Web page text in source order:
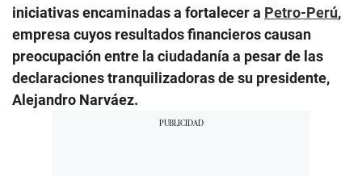
iniciativas encaminadas a fortalecer a Petro-Perú,
empresa cuyos resultados financieros causan
preocupación entre la ciudadanía a pesar de las
declaraciones tranquilizadoras de su presidente,
Alejandro Narváez.